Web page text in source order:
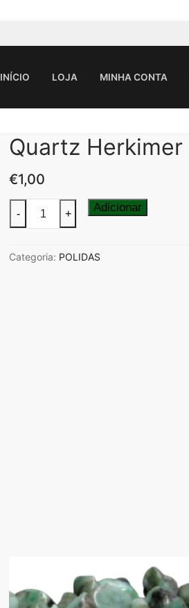
INÍCIO LOJA MINHA CONTA
Pesquisar por:
Quartz Herkimer
€1,00
Quantidade
de
Herkimer
- + Adicionar
Categoria: POLIDAS